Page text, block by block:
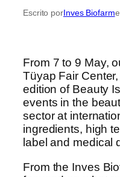
Escrito porInves Biofarm
From 7 to 9 May,
Tüyap Fair
edition of Beauty
events in the
sector at
ingredients, high
label and medical
From the Inves